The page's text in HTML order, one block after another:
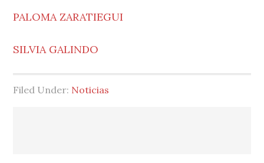
PALOMA ZARATIEGUI
SILVIA GALINDO
Filed Under: Noticias